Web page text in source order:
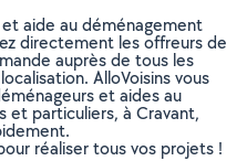
aide au déménagement
directement les offreurs de
auprès de tous les
AlloVoisins vous
et aides au
et particuliers, à Cravant,
réaliser tous vos projets !